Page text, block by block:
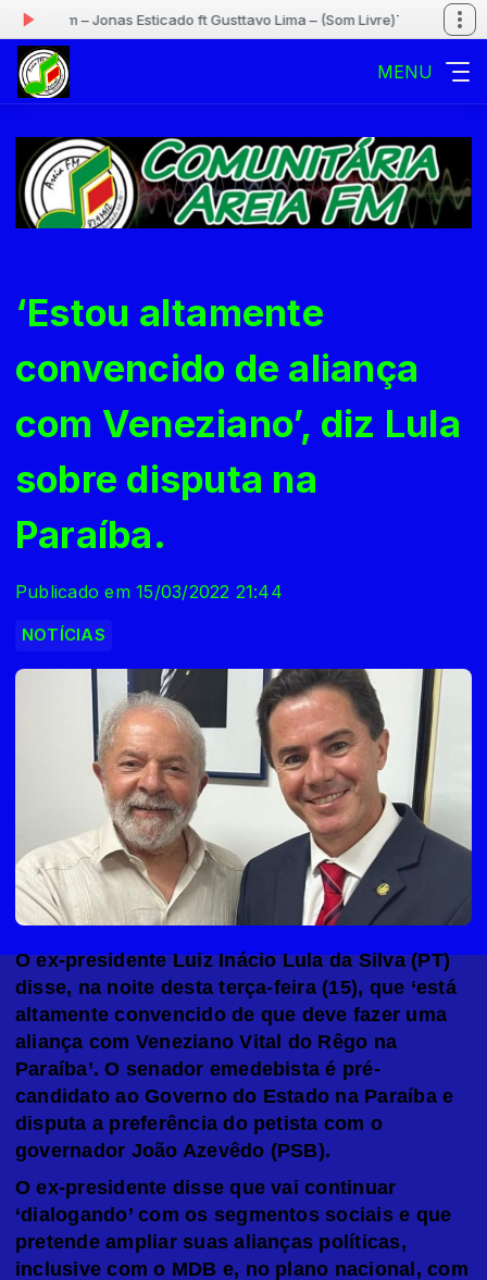
tem – Jonas Esticado ft Gusttavo Lima – (Som Livre)Tocando agora:
MENU
‘Estou altamente
convencido de aliança
com Veneziano’, diz Lula
sobre disputa na
Paraíba.
Publicado em 15/03/2022 21:44
NOTÍCIAS
O ex-presidente Luiz Inácio Lula da Silva (PT)
disse, na noite desta terça-feira (15), que ‘está
altamente convencido de que deve fazer uma
aliança com Veneziano Vital do Rêgo na
Paraíba’. O senador emedebista é pré-
candidato ao Governo do Estado na Paraíba e
disputa a preferência do petista com o
governador João Azevêdo (PSB).
O ex-presidente disse que vai continuar
‘dialogando’ com os segmentos sociais e que
pretende ampliar suas alianças políticas,
inclusive com o MDB e, no plano nacional, com